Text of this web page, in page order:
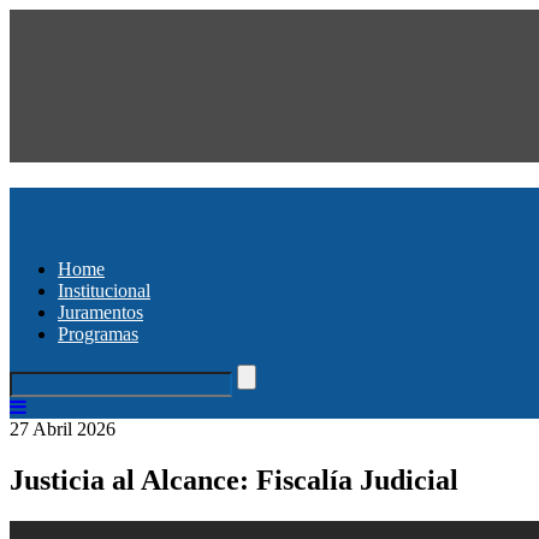
Home
Institucional
Juramentos
Programas
27 Abril 2026
Justicia al Alcance: Fiscalía Judicial